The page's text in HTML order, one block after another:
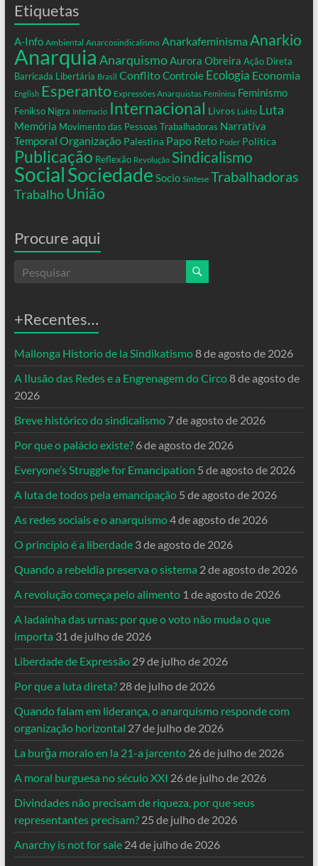
Etiquetas
A-Info Ambiental Anarcosindicalismo Anarkafeminisma Anarkio
Anarquia AnarquismoAurora Obreira Ação Direta
Barricada Libertária Brasil ConflitoControle Ecologia Economia
English Esperanto Expressões Anarquistas Feminina Feminismo
Fenikso Nigra Internacio Internacional Livros Lukto Luta
Memória Movimento das Pessoas Trabalhadoras Narrativa
Temporal Organização Palestina Papo Reto Poder Política
Publicação Reflexão Revolução Sindicalismo
SocialSociedade Socio Síntese Trabalhadoras
Trabalho União
Procure aqui
+Recentes…
Mallonga Historio de la Sindikatismo8 de agosto de 2026
A Ilusão das Redes e a Engrenagem do Circo8 de agosto de
2026
Breve histórico do sindicalismo 7 de agosto de 2026
Por que o palácio existe? 6 de agosto de 2026
Everyone’s Struggle for Emancipation 5 de agosto de 2026
A luta de todos pela emancipação 5 de agosto de 2026
As redes sociais e o anarquismo4 de agosto de 2026
O princípio é a liberdade 3 de agosto de 2026
Quando a rebeldia preserva o sistema 2 de agosto de 2026
A revolução começa pelo alimento 1 de agosto de 2026
A ladainha das urnas: por que o voto não muda o que
importa 31 de julho de 2026
Liberdade de Expressão 29 de julho de 2026
Por que a luta direta? 28 de julho de 2026
Quando falam em liderança, o anarquismo responde com
organização horizontal 27 de julho de 2026
La burĝa moralo en la 21-a jarcento 26 de julho de 2026
A moral burguesa no século XXI 26 de julho de 2026
Divindades não precisam de riqueza, por que seus
representantes precisam? 25 de julho de 2026
Anarchy is not for sale 24 de julho de 2026